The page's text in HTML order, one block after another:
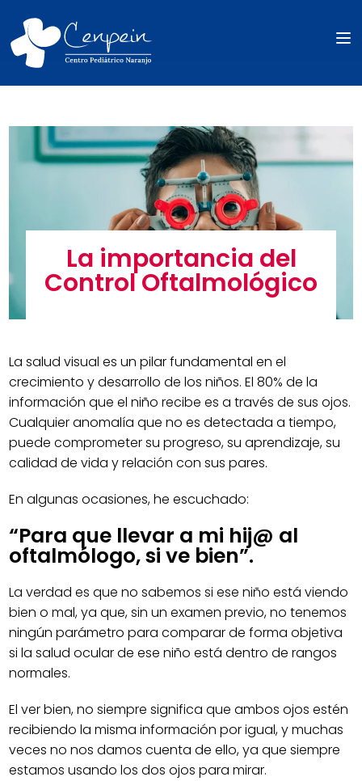
La importancia del
Control Oftalmológico
La salud visual es un pilar fundamental en el
crecimiento y desarrollo de los niños. El 80% de la
información que el niño recibe es a través de sus ojos.
Cualquier anomalía que no es detectada a tiempo,
puede comprometer su progreso, su aprendizaje, su
calidad de vida y relación con sus pares.
En algunas ocasiones, he escuchado:
“Para que llevar a mi hij@ al
oftalmólogo, si ve bien”.
La verdad es que no sabemos si ese niño está viendo
bien o mal, ya que, sin un examen previo, no tenemos
ningún parámetro para comparar de forma objetiva
si la salud ocular de ese niño está dentro de rangos
normales.
El ver bien, no siempre significa que ambos ojos estén
recibiendo la misma información por igual, y muchas
veces no nos damos cuenta de ello, ya que siempre
estamos usando los dos ojos para mirar.